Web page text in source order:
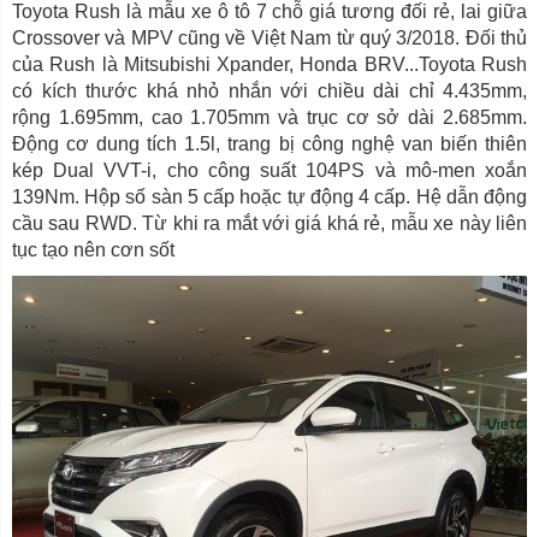
Toyota Rush là mẫu xe ô tô 7 chỗ giá tương đối rẻ, lai giữa
Crossover và MPV cũng về Việt Nam từ quý 3/2018. Đối thủ
của Rush là Mitsubishi Xpander, Honda BRV...Toyota Rush
có kích thước khá nhỏ nhắn với chiều dài chỉ 4.435mm,
rộng 1.695mm, cao 1.705mm và trục cơ sở dài 2.685mm.
Động cơ dung tích 1.5l, trang bị công nghệ van biến thiên
kép Dual VVT-i, cho công suất 104PS và mô-men xoắn
139Nm. Hộp số sàn 5 cấp hoặc tự động 4 cấp. Hệ dẫn động
cầu sau RWD. Từ khi ra mắt với giá khá rẻ, mẫu xe này liên
tục tạo nên cơn sốt